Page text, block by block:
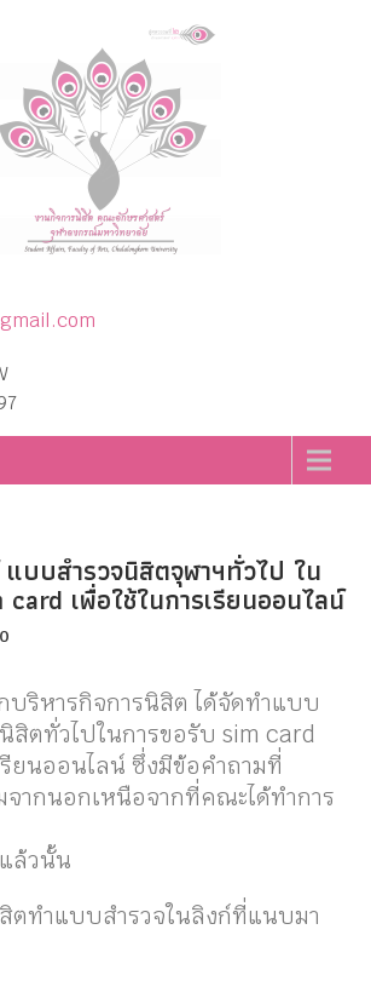
รนิสิต คณะอักษร
ร์ จุฬาลงกรณ์
าวิทยาลัย
บบสำรวจนิสิตจุฬาฯทั่วไป ใน
เพื่อใช้ในการเรียนออนไลน์
บริหารกิจการนิสิต ได้จัดทำแบบ
สิตทั่วไปในการขอรับ sim card
รียนออนไลน์ ซึ่งมีข้อคำถามที่
จากนอกเหนือจากที่คณะได้ทำการ
ล้วนั้น
ตทำแบบสำรวจในลิงก์ที่แนบมา